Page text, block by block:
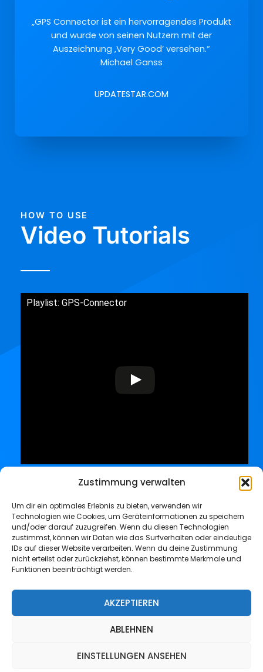
Zustimmung verwalten
Um dir ein optimales Erlebnis zu bieten, verwenden wir
Technologien wie Cookies, um Geräteinformationen zu speichern
und/oder darauf zuzugreifen. Wenn du diesen Technologien
zustimmst, können wir Daten wie das Surfverhalten oder eindeutige
IDs auf dieser Website verarbeiten. Wenn du deine Zustimmung
nicht erteilst oder zurückziehst, können bestimmte Merkmale und
Funktionen beeinträchtigt werden.
AKZEPTIEREN
ABLEHNEN
EINSTELLUNGEN ANSEHEN
„GPS Connector ist ein hervorragendes Produkt
und wurde von seinen Nutzern mit der
Auszeichnung ‚Very Good‘ versehen.“
Michael Ganss
UPDATESTAR.COM
HOW TO USE
Video Tutorials
Playlist: GPS-Connector
Impressum
Datenschutz